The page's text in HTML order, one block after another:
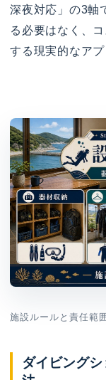
深夜対応」の3軸
る必要はなく、
する現実的なア
施設ルールと責任範
ダイビング